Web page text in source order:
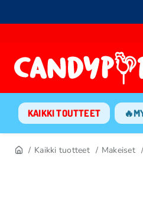
KAIKKI TOUTTEET
Kaikki tuotteet Makeiset